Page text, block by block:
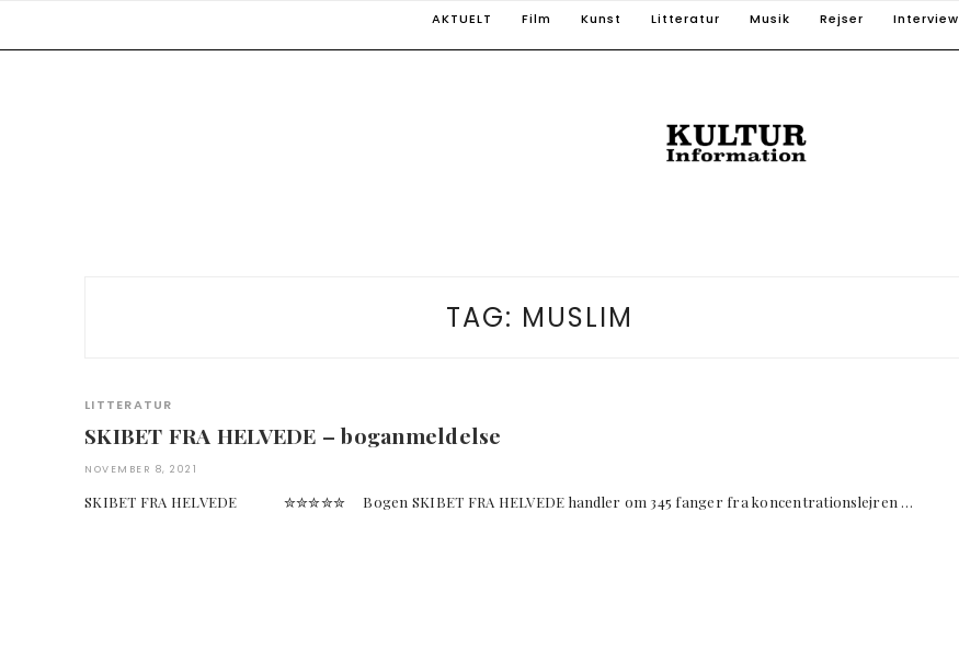
AKTUELT Film Kunst Litteratur Musik Rejser Interview
TAG: MUSLIM
LITTERATUR
SKIBET FRA HELVEDE – boganmeldelse
NOVEMBER 8, 2021
SKIBET FRA HELVEDE ✮✮✮✮✮ Bogen SKIBET FRA HELVEDE handler om 345 fanger fra koncentrationslejren …